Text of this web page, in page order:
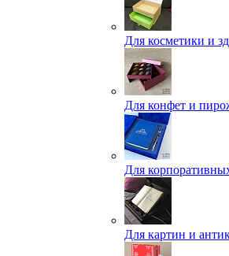
Для косметики и
Для конфет и
Для
Для картин и